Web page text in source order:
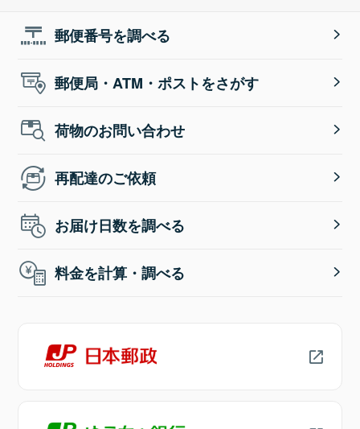
郵便番号を調べる
郵便局・ATM・ポストをさがす
荷物のお問い合わせ
再配達のご依頼
お届け日数を調べる
料金を計算・調べる